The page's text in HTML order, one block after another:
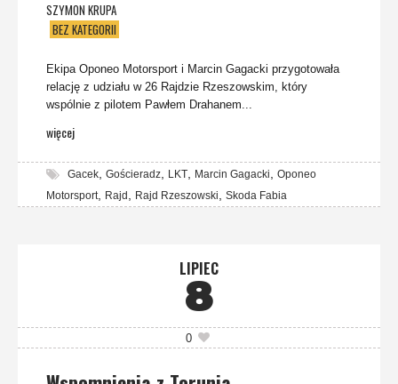
SZYMON KRUPA
BEZ KATEGORII
Ekipa Oponeo Motorsport i Marcin Gagacki przygotowała
relację z udziału w 26 Rajdzie Rzeszowskim, który
wspólnie z pilotem Pawłem Drahanem...
więcej
Gacek Gościeradz LKT Marcin Gagacki
Oponeo
Motorsport
Rajd Rajd Rzeszowski Skoda Fabia
LIPIEC
8
0